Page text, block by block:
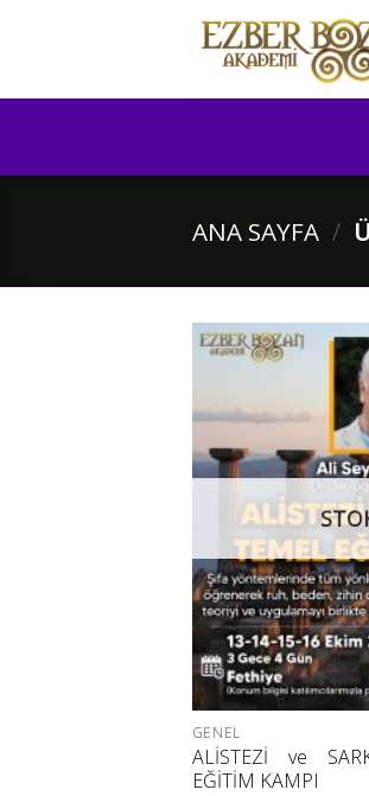
ANA SAYFA /
GENEL
ALİSTEZİ ve
EĞİTİM KAMPI